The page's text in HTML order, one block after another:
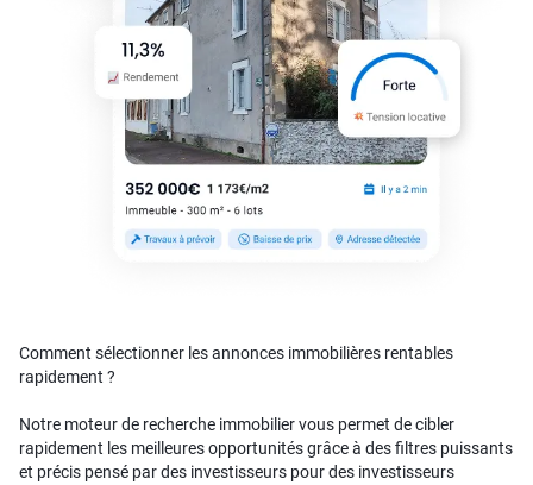
Comment sélectionner les annonces immobilières rentables
rapidement ?
Notre moteur de recherche immobilier vous permet de cibler
rapidement les meilleures opportunités grâce à des filtres puissants
et précis pensé par des investisseurs pour des investisseurs